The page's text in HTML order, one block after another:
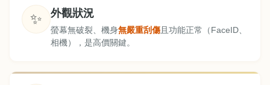
✨ 外觀狀況
螢幕無破裂、機身無嚴重刮傷且功能正常（FaceID、
相機），是高價關鍵。